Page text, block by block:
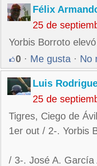
Félix
25 de
Yorbis Borroto
0 · Me gusta · No
Luis
25 de
Tigres, Ciego de
1er out / 2-. Yorbis
/ 3-. José A.